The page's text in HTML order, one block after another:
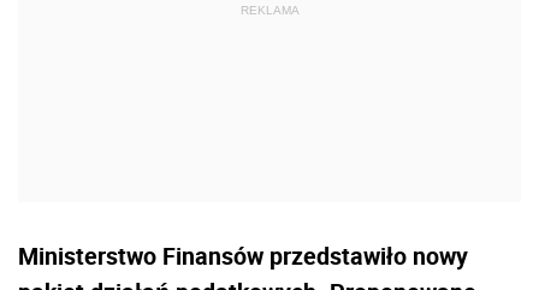
Ministerstwo Finansów przedstawiło nowy